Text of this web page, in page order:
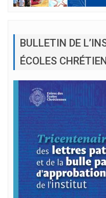
BULLETIN DE
ÉCOLES